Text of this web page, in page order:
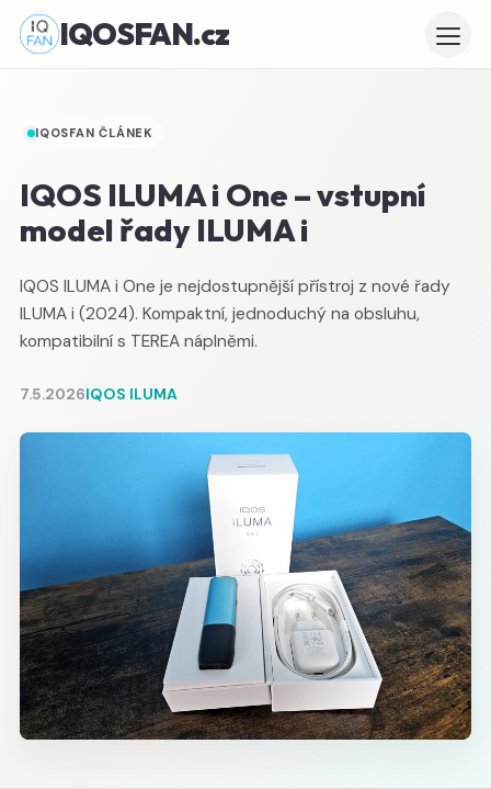
IQOSFAN.cz
IQOSFAN ČLÁNEK
IQOS ILUMA i One – vstupní
model řady ILUMA i
IQOS ILUMA i One je nejdostupnější přístroj z nové řady
ILUMA i (2024). Kompaktní, jednoduchý na obsluhu,
kompatibilní s TEREA náplněmi.
7.5.2026IQOS ILUMA